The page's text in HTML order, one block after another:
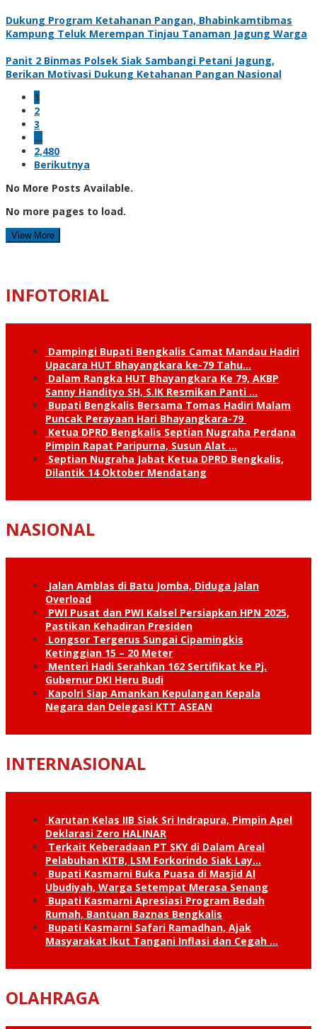
Dukung Program Ketahanan Pangan, Bhabinkamtibmas
Kampung Teluk Merempan Tinjau Tanaman Jagung Warga
Panit 2 Binmas Polsek Siak Sambangi Petani Jagung,
Berikan Motivasi Dukung Ketahanan Pangan Nasional
1
2
3
…
2,480
Berikutnya
No More Posts Available.
No more pages to load.
View More
INFOTORIAL
Dampingi Bupati Bengkalis Camat Mandau Hadiri
Upacara HUT Bhayangkara ke-79 Tahu…
Dalam Rangka HUT Bhayangkara Ke 79, AKBP
Sanny Handityo SH, S.IK Resmikan Panti …
Bupati Bengkalis Bersama Tomas Hadiri Malam
Puncak Perayaan Hari Bhayangkara-79
Ketua DPRD Bengkalis Septian Nugraha Perdana
Pimpin Rapat Paripurna, Susun Alat …
Septian Nugraha Jabat Ketua DPRD Bengkalis,
Dilantik 14 Oktober Mendatang
NASIONAL
Jalan Amblas di Batu Jomba, Diduga Jalan
Overload
PWI Pusat dan PWI Kalsel Persiapkan HPN 2025,
Pastikan Kehadiran Presiden
Longsor Tergerus Sungai Cipamingkis
Ketinggian 15 – 20 Meter
Menteri Hadi Serahkan 162 Sertifikat ke Pj.
Gubernur DKI Heru Budi
Kapolri Siap Amankan Kepulangan Kepala
Negara dan Delegasi KTT ASEAN
INTERNASIONAL
Karutan Kelas IIB Siak Sri Indrapura, Pimpin Apel
Deklarasi Zero HALINAR
Terkait Keberadaan PT SKY di Dalam Areal
Pelabuhan KITB, LSM Forkorindo Siak Lay…
Bupati Kasmarni Buka Puasa di Masjid Al
Ubudiyah, Warga Setempat Merasa Senang
Bupati Kasmarni Apresiasi Program Bedah
Rumah, Bantuan Baznas Bengkalis
Bupati Kasmarni Safari Ramadhan, Ajak
Masyarakat Ikut Tangani Inflasi dan Cegah …
OLAHRAGA